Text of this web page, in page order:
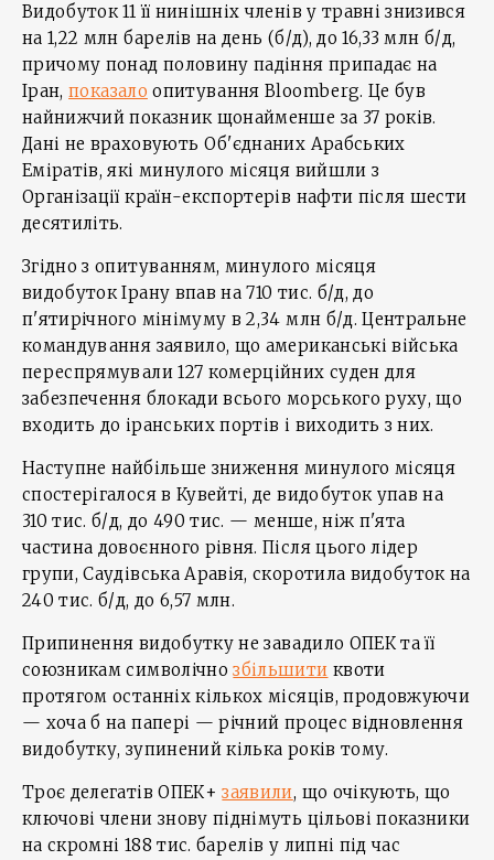
Видобуток 11 її нинішніх членів у травні знизився
на 1,22 млн барелів на день (б/д), до 16,33 млн б/д,
причому понад половину падіння припадає на
Іран,показало опитування Bloomberg. Це був
найнижчий показник щонайменше за 37 років.
Дані не враховують Об'єднаних Арабських
Еміратів, які минулого місяця вийшли з
Організації країн-експортерів нафти після шести
десятиліть.
Згідно з опитуванням, минулого місяця
видобуток Ірану впав на 710 тис. б/д, до
п'ятирічного мінімуму в 2,34 млн б/д. Центральне
командування заявило, що американські війська
переспрямували 127 комерційних суден для
забезпечення блокади всього морського руху, що
входить до іранських портів і виходить з них.
Наступне найбільше зниження минулого місяця
спостерігалося в Кувейті, де видобуток упав на
310 тис. б/д, до 490 тис. — менше, ніж п'ята
частина довоєнного рівня. Після цього лідер
групи, Саудівська Аравія, скоротила видобуток на
240 тис. б/д, до 6,57 млн.
Припинення видобутку не завадило ОПЕК та її
союзникам символічнозбільшити квоти
протягом останніх кількох місяців, продовжуючи
— хоча б на папері — річний процес відновлення
видобутку, зупинений кілька років тому.
Троє делегатів ОПЕК+заявили, що очікують, що
ключові члени знову піднімуть цільові показники
на скромні 188 тис. барелів у липні під час